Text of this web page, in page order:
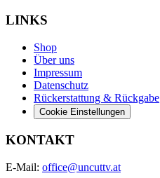
LINKS
Shop
Über uns
Impressum
Datenschutz
Rückerstattung & Rückgabe
Cookie Einstellungen
KONTAKT
E-Mail: office@uncuttv.at